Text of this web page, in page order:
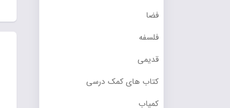
فضا
فلسفه
قدیمی
کتاب های کمک درسی
کمیاب